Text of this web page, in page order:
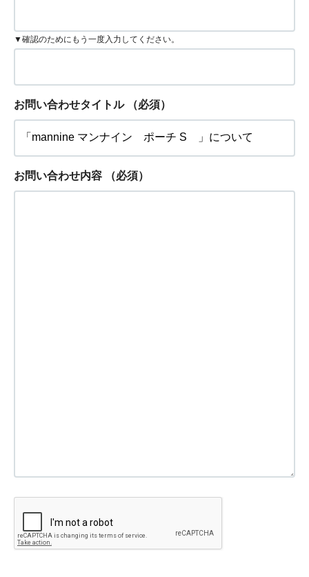
▼確認のためにもう一度入力してください。
お問い合わせタイトル （必須）
お問い合わせ内容 （必須）